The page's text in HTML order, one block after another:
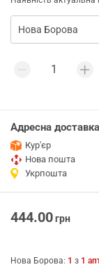
Адресна доставка
Кур'єр
Нова пошта
Укрпошта
444.00грн
Нова Борова: 1 з 1